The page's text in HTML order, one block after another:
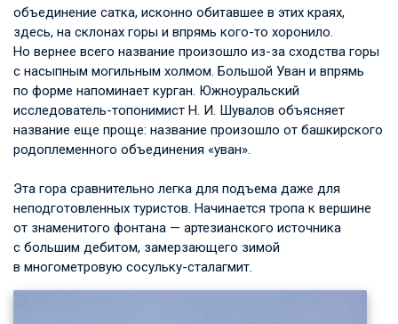
объединение сатка, исконно обитавшее в этих краях,
здесь, на склонах горы и впрямь кого-то хоронило.
Но вернее всего название произошло из-за сходства горы
с насыпным могильным холмом. Большой Уван и впрямь
по форме напоминает курган. Южноуральский
исследователь-топонимист Н. И. Шувалов объясняет
название еще проще: название произошло от башкирского
родоплеменного объединения «уван».
Эта гора сравнительно легка для подъема даже для
неподготовленных туристов. Начинается тропа к вершине
от знаменитого фонтана — артезианского источника
с большим дебитом, замерзающего зимой
в многометровую сосульку-сталагмит.